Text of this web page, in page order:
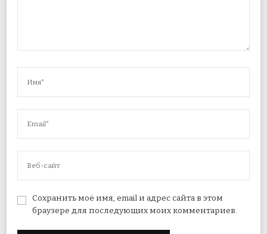
Сохранить моё имя, email и адрес сайта в этом
браузере для последующих моих комментариев.